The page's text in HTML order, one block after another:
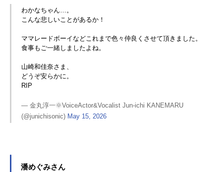
わかなちゃん…。
こんな悲しいことがあるか！
ママレードボーイなどこれまで色々仲良くさせて頂きました。
食事もご一緒しましたよね。
山崎和佳奈さま、
どうぞ安らかに。
RIP
— 金丸淳一🌞VoiceActor&Vocalist Jun-ichi KANEMARU
(@junichisonic) May 15, 2026
潘めぐみさん